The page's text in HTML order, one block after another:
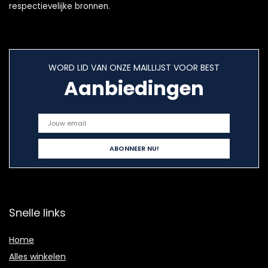
respectievelijke bronnen.
WORD LID VAN ONZE MAILLIJST VOOR BEST
Aanbiedingen
Snelle links
Home
Alles winkelen